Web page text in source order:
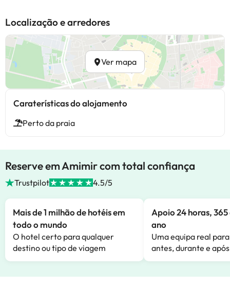
Localização e arredores
Ver mapa
Caraterísticas do alojamento
Perto da praia
Reserve em Amimir com total confiança
Trustpilot 4.5/5
Mais de 1 milhão de hotéis em
todo o mundo
O hotel certo para qualquer
destino ou tipo de viagem
Apoio 24 horas,
ano
Uma equipa real
antes, durante e